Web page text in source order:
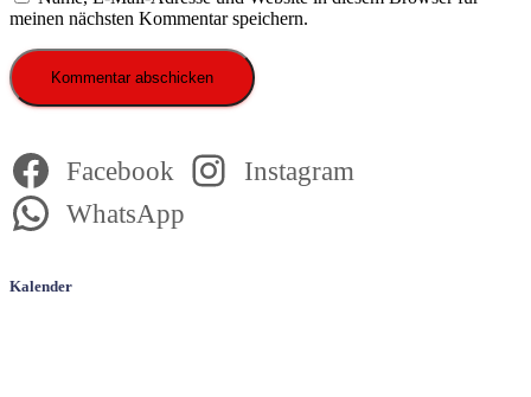
meinen nächsten Kommentar speichern.
Facebook
Instagram
WhatsApp
Kalender